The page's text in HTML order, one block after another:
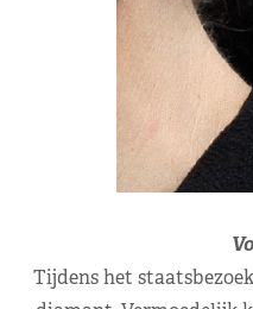
Tijdens het